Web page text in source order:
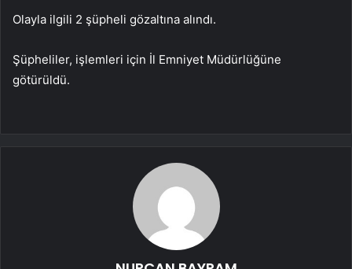
Olayla ilgili 2 şüpheli gözaltına alındı.
Şüpheliler, işlemleri için İl Emniyet Müdürlüğüne
götürüldü.